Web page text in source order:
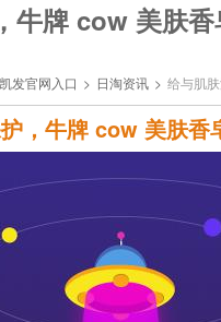
牛牌 cow 美肤
发官网入口 > 日淘资讯 > 给与肌
，牛牌 cow 美肤香